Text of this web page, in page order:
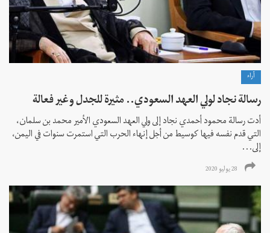
آراء
رسالة نجاد لولي العهد السعودي.. مثيرة للجدل وغير فعالة
أدت رسالة محمود أحمدي نجاد إلى ولي العهد السعودي الأمير محمد بن سلمان،
التي قدم نفسه فيها كوسيط من أجل إنهاء الحرب التي استمرت سنوات في اليمن،
إلى...
28 يوليو 2020